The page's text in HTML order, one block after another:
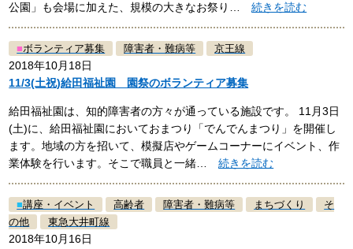
公園」も会場に加えた、規模の大きなお祭り…続きを読む
■ボランティア募集 障害者・難病等 京王線
2018年10月18日
11/3(土祝)給田福祉園 園祭のボランティア募集
給田福祉園は、知的障害者の方々が通っている施設です。 11月3日
(土)に、給田福祉園においておまつり「でんでんまつり」を開催し
ます。地域の方を招いて、模擬店やゲームコーナーにイベント、作
業体験を行います。そこで職員と一緒…続きを読む
■講座・イベント 高齢者 障害者・難病等 まちづくり
そ
の他
東急大井町線
2018年10月16日